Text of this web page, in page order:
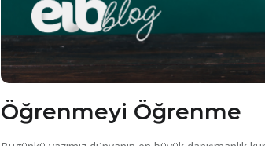
Öğrenmeyi Öğrenme